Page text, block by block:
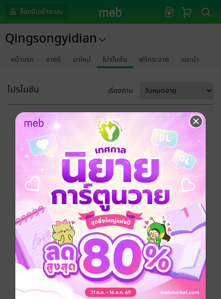
ล็อกอินเข้าระบบ
Qingsongyidian
หน้าแรก ขายดี มาใหม่ โปรโมชัน ฟรีกระจาย แนะนำ
โปรโมชัน เรียงตาม
ขออภัยด้วยนะคะ
ไม่พบข้อมูลในหัวข้อที่คุณกำลังชมค่ะ